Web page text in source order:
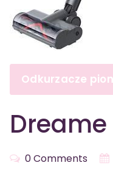
Odkurzacze
Dreame
0 Comments